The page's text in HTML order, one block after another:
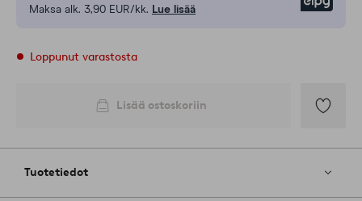
Maksa alk. 3,90 EUR/kk. Lue lisää
Loppunut varastosta
Lisää ostoskoriin
Tuotetiedot